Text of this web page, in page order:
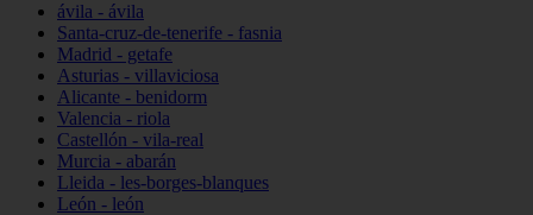
ávila - ávila
Santa-cruz-de-tenerife - fasnia
Madrid - getafe
Asturias - villaviciosa
Alicante - benidorm
Valencia - riola
Castellón - vila-real
Murcia - abarán
Lleida - les-borges-blanques
León - león